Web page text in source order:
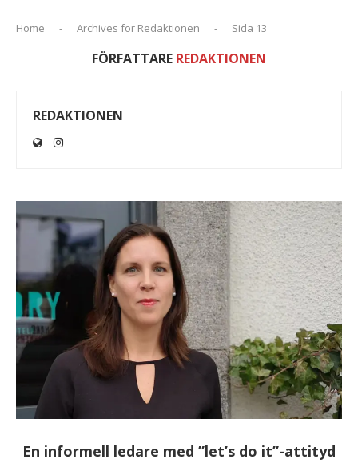
Home - Archives for Redaktionen - Sida 13
FÖRFATTARE REDAKTIONEN
REDAKTIONEN
En informell ledare med ”let’s do it”-attityd